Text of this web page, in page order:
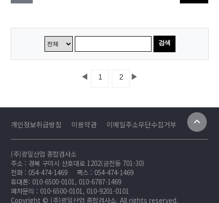
검색
◀ 1 2 ▶
개인정보취급방침 이용약관 이메일주소무단수집거부
(주)광일산업 종합검사소
주소 : 경북 구미시 산호대로 1202(금전동 701-30)
전화 : 054-474-1469
팩스 : 054-474-1469
휴대폰: 010-6500-0101, 010-6787-1469
폐차문의 : 010-6500-0101, 010-9201-0101
Copyright © (주)광일산업 종합검사소. All rights reserved.